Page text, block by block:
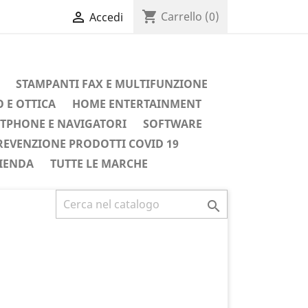
 Accedi shopping_cart Carrello (0)
STAMPANTI FAX E MULTIFUNZIONE
E OTTICA
HOME ENTERTAINMENT
E NAVIGATORI
SOFTWARE
PRODOTTI COVID 19
TUTTE LE MARCHE

Successivo